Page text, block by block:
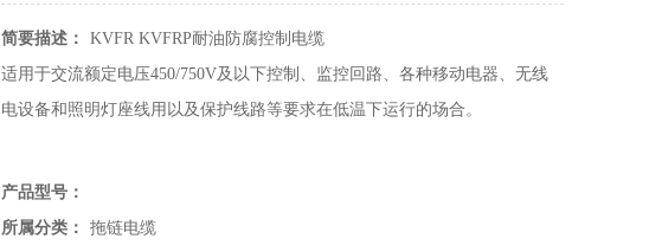
简要描述：
KVFR KVFRP耐油防腐控制电缆
适用于交流额定电压450/750V及以下控制、监控回路、各种移动电器、无线
电设备和照明灯座线用以及保护线路等要求在低温下运行的场合。
产品型号：
所属分类：
拖链电缆